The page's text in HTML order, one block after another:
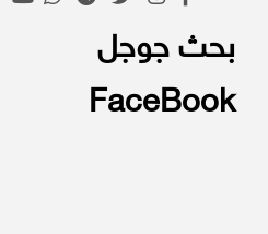
بحث جوجل
FaceBook